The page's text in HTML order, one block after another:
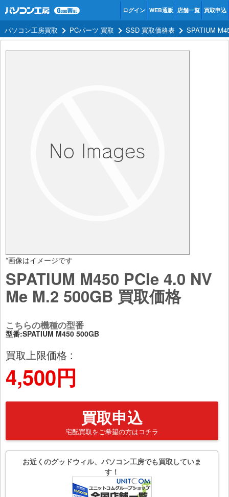
ログイン WEB通販 店舗一覧 買取申込
パソコン工房買取 PCパーツ 買取 SSD 買取価格表 SPATIUM
*画像はイメージです
SPATIUM M450 PCIe 4.0 NV
Me M.2 500GB 買取価格
こちらの機種の型番
型番:SPATIUM M450 500GB
買取上限価格 :
4,500円
買取申込
宅配買取をご希望の方はコチラ
お近くのグッドウィル、パソコン工房でも買取していま
す！